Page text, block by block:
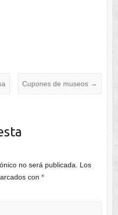
Cupones de museos →
no será publicada. Los
con *